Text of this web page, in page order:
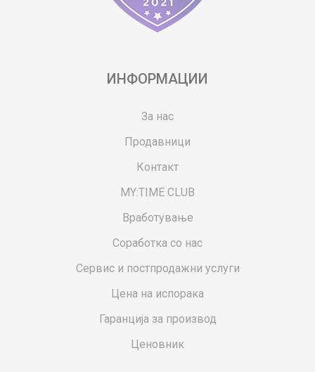
ИНФОРМАЦИИ
За нас
Продавници
Контакт
MY:TIME CLUB
Вработување
Соработка со нас
Сервис и постпродажни услуги
Цена на испорака
Гаранција за производ
Ценовник